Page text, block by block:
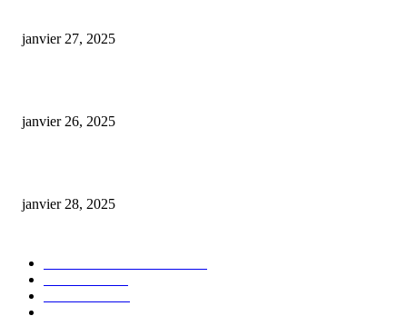
janvier 27, 2025
janvier 26, 2025
janvier 28, 2025